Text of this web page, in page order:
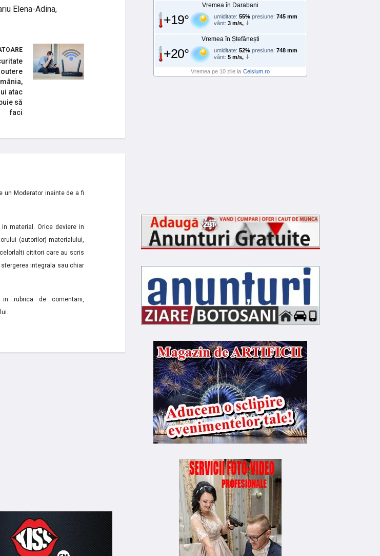
Elena-Adina,
atac
să
faci
un Moderator inainte de a fi
material. Orice deviere in
(autorilor) materialului,
cititori care au scris
integrala sau chiar
in rubrica de comentarii,
Vremea în Darabani
+19° umiditate: 55% presiune: 745 mm
vânt: 3 m/s,
Vremea în Ștefănești
+20° umiditate: 52% presiune: 748 mm
vânt: 5 m/s,
Vremea pe 10 zile la Celsium.ro